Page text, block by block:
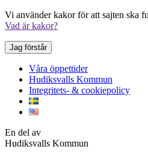
Vi använder kakor för att sajten ska
Vad är kakor?
Jag förstår
Våra öppettider
Hudiksvalls Kommun
Integritets- & cookiepolicy
En del av
Hudiksvalls Kommun